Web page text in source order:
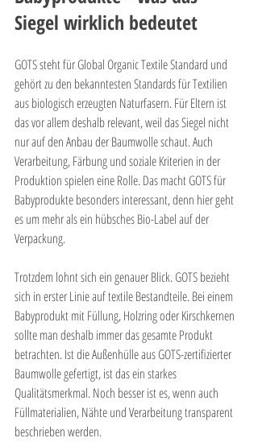
Siegel wirklich bedeutet
GOTS steht für Global Organic Textile Standard und
gehört zu den bekanntesten Standards für Textilien
aus biologisch erzeugten Naturfasern. Für Eltern ist
das vor allem deshalb relevant, weil das Siegel nicht
nur auf den Anbau der Baumwolle schaut. Auch
Verarbeitung, Färbung und soziale Kriterien in der
Produktion spielen eine Rolle. Das macht GOTS für
Babyprodukte besonders interessant, denn hier geht
es um mehr als ein hübsches Bio-Label auf der
Verpackung.
Trotzdem lohnt sich ein genauer Blick. GOTS bezieht
sich in erster Linie auf textile Bestandteile. Bei einem
Babyprodukt mit Füllung, Holzring oder Kirschkernen
sollte man deshalb immer das gesamte Produkt
betrachten. Ist die Außenhülle aus GOTS-zertifizierter
Baumwolle gefertigt, ist das ein starkes
Qualitätsmerkmal. Noch besser ist es, wenn auch
Füllmaterialien, Nähte und Verarbeitung transparent
beschrieben werden.